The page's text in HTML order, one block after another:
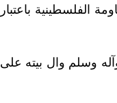
الفلسطينية باعتبار
وسلم وال بيته على